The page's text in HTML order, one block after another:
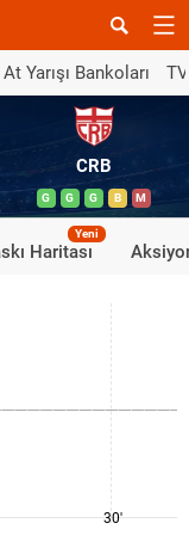
At Yarışı Bankoları
CRB
G G G B M
Haritası
Yeni
30'